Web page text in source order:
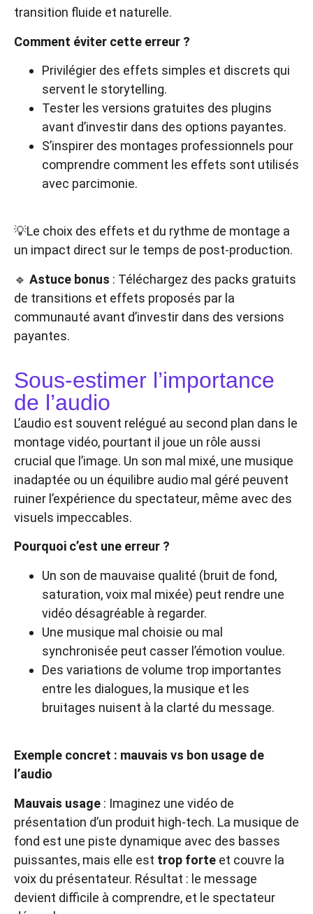
transition fluide et naturelle.
Comment éviter cette erreur ?
Privilégier des effets simples et discrets qui
servent le storytelling.
Tester les versions gratuites des plugins
avant d’investir dans des options payantes.
S’inspirer des montages professionnels pour
comprendre comment les effets sont utilisés
avec parcimonie.
💡Le choix des effets et du rythme de montage a
un impact direct sur le temps de post-production.
🔹 Astuce bonus : Téléchargez des packs gratuits
de transitions et effets proposés par la
communauté avant d’investir dans des versions
payantes.
Sous-estimer l’importance
de l’audio
L’audio est souvent relégué au second plan dans le
montage vidéo, pourtant il joue un rôle aussi
crucial que l’image. Un son mal mixé, une musique
inadaptée ou un équilibre audio mal géré peuvent
ruiner l’expérience du spectateur, même avec des
visuels impeccables.
Pourquoi c’est une erreur ?
Un son de mauvaise qualité (bruit de fond,
saturation, voix mal mixée) peut rendre une
vidéo désagréable à regarder.
Une musique mal choisie ou mal
synchronisée peut casser l’émotion voulue.
Des variations de volume trop importantes
entre les dialogues, la musique et les
bruitages nuisent à la clarté du message.
Exemple concret : mauvais vs bon usage de
l’audio
Mauvais usage : Imaginez une vidéo de
présentation d’un produit high-tech. La musique de
fond est une piste dynamique avec des basses
puissantes, mais elle est trop forte et couvre la
voix du présentateur. Résultat : le message
devient difficile à comprendre, et le spectateur